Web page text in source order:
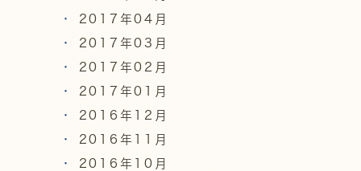
2017年04月
2017年03月
2017年02月
2017年01月
2016年12月
2016年11月
2016年10月